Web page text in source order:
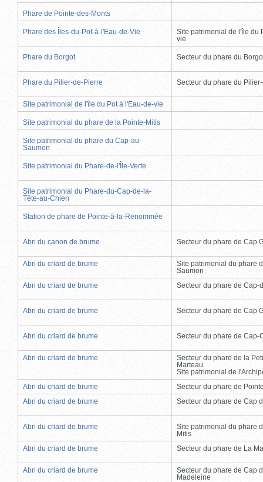
Phare de Pointe-des-Monts
Phare des Îles-du-Pot-à-l'Eau-de-Vie
Site patrimonial de l'île du
vie
Phare du Borgot Secteur du phare du
Phare du Pilier-de-Pierre Secteur du phare du
Site patrimonial de l'île du Pot à l'Eau-de-vie
Site patrimonial du phare de la Pointe-Mitis
Site patrimonial du phare du Cap-au-
Saumon
Site patrimonial du Phare-de-l'Île-Verte
Site patrimonial du Phare-du-Cap-de-la-
Tête-au-Chien
Station de phare de Pointe-à-la-Renommée
Abri du canon de brume Secteur du phare de Cap
Abri du criard de brume
Site patrimonial du phare
Saumon
Abri du criard de brume
Secteur du phare de Cap-
Abri du criard de brume Secteur du phare de Cap
Abri du criard de brume Secteur du phare de Cap-
Abri du criard de brume
Secteur du phare de la
Marteau
Site patrimonial de
Abri du criard de brume
Secteur du phare de
Abri du criard de brume
Secteur du phare de Cap
Abri du criard de brume
Site patrimonial du phare
Mitis
Abri du criard de brume
Secteur du phare de La
Abri du criard de brume
Secteur du phare de Cap
Madeleine